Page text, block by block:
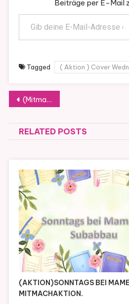
Beiträge per E-Mail
Gib deine E-Mail-Adresse ein ...
Tagged ( Aktion ) Cover
(Mitmach-Aktion) Kurzgeschichten zum Ausfüllen
RELATED POSTS
(AKTION)SONNTAGS BEI
MITMACHAKTION.